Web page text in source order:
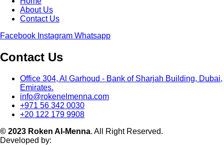
About Us
Contact Us
Facebook Instagram Whatsapp
Contact Us
Office 304, Al Garhoud - Bank of Sharjah Building, Dubai,
Emirates.
info@rokenelmenna.com
+971 56 342 0030
+20 122 179 9908
© 2023 Roken Al-Menna. All Right Reserved.
Developed by: